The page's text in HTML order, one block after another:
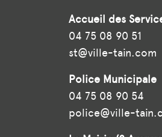
Accueil des
04 75 08 90 51
st@ville-tain.com
Police Municipale
04 75 08 90 54
police@ville-